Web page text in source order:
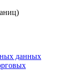
данных